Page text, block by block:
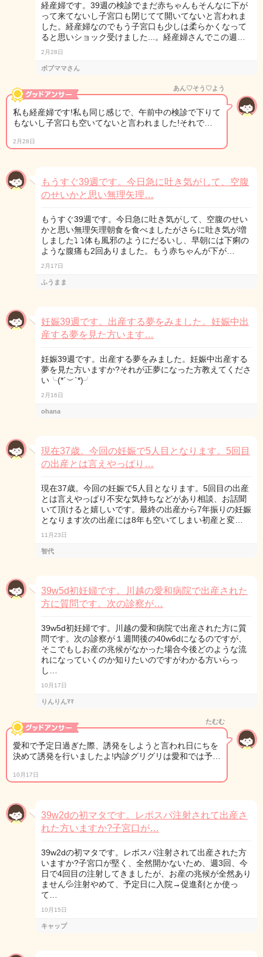
経産婦です。39週の検診でまだ赤ちゃんもそんなに下が
って来てないし子宮口も閉じてて開いてないと言われま
した。経産婦なのでもう子宮口も少しは柔らかくなって
ると思いショック受けました...。経産婦さんでこの週…
2月28日
ボブママさん
あん♡そう♡よう
私も経産婦です!私も同じ感じで、午前中の検診で下りて
もないし子宮口も空いてないと言われました!それで…
2月28日
もうすぐ39週です。今日急に吐き気がして、空腹
のせいかと思い無理矢理…
もうすぐ39週です。今日急に吐き気がして、空腹のせい
かと思い無理矢理朝食を食べましたがさらに吐き気が増
しました⤵︎ ⤵︎体も風邪のようにだるいし、早朝には下痢の
ような腹痛も2回ありました。もう赤ちゃんが下が…
2月17日
ふうまま
妊娠39週です。出産する夢をみました。妊娠中出
産する夢を見た方います…
妊娠39週です。出産する夢をみました。妊娠中出産する
夢を見た方いますか?それが正夢になった方教えてくださ
い╰(*´︶`*)╯
2月16日
ohana
現在37歳。今回の妊娠で5人目となります。5回目
の出産とは言えやっぱり…
現在37歳。今回の妊娠で5人目となります。5回目の出産
とは言えやっぱり不安な気持ちなどがあり相談、お話聞
いて頂けると嬉しいです。最終の出産から7年振りの妊娠
となります次の出産には8年も空いてしまい初産と変…
11月23日
智代
39w5d初妊婦です。川越の愛和病院で出産された
方に質問です。次の診察が…
39w5d初妊婦です。川越の愛和病院で出産された方に質
問です。次の診察が１週間後の40w6dになるのですが、
そこでもしお産の兆候がなかった場合今後どのような流
れになっていくのか知りたいのですがわかる方いらっ
し…
10月17日
りんりんﾏﾏ
たむむ
愛和で予定日過ぎた際、誘発をしようと言われ日にちを
決めて誘発を行いましたよ!内診グリグリは愛和では予…
10月17日
39w2dの初マタです。レボスパ注射されて出産さ
れた方いますか?子宮口が…
39w2dの初マタです。レボスパ注射されて出産された方
いますか?子宮口が堅く、全然開かないため、週3回、今
日で4回目の注射してきましたが、お産の兆候が全然あり
ません💦注射やめて、予定日に入院→促進剤とか使っ
て…
10月15日
キャップ